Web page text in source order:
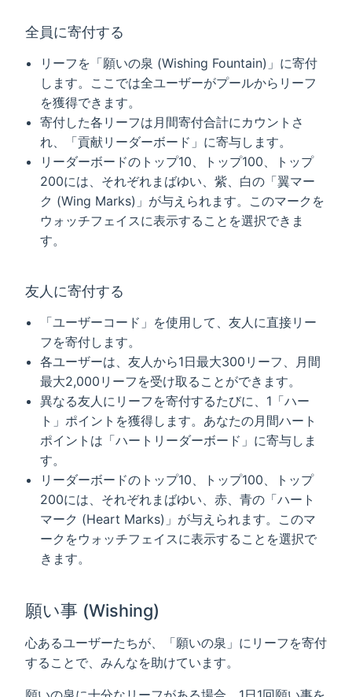
全員に寄付する
リーフを「願いの泉 (Wishing Fountain)」に寄付
します。ここでは全ユーザーがプールからリーフ
を獲得できます。
寄付した各リーフは月間寄付合計にカウントさ
れ、「貢献リーダーボード」に寄与します。
リーダーボードのトップ10、トップ100、トップ
200には、それぞれまばゆい、紫、白の「翼マー
ク (Wing Marks)」が与えられます。このマークを
ウォッチフェイスに表示することを選択できま
す。
友人に寄付する
「ユーザーコード」を使用して、友人に直接リー
フを寄付します。
各ユーザーは、友人から1日最大300リーフ、月間
最大2,000リーフを受け取ることができます。
異なる友人にリーフを寄付するたびに、1「ハー
ト」ポイントを獲得します。あなたの月間ハート
ポイントは「ハートリーダーボード」に寄与しま
す。
リーダーボードのトップ10、トップ100、トップ
200には、それぞれまばゆい、赤、青の「ハート
マーク (Heart Marks)」が与えられます。このマ
ークをウォッチフェイスに表示することを選択で
きます。
願い事 (Wishing)
心あるユーザーたちが、「願いの泉」にリーフを寄付
することで、みんなを助けています。